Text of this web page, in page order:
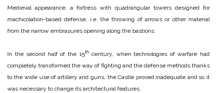
Medieval appearance: a fortress with quadrangular towers designed for
machicolation-based defense, i.e. the throwing of arrows or other material
from the narrow embrasures opening along the bastions.
In the second half of the 15th century, when technologies of warfare had
completely transformed the way of fighting and the defense methods thanks
to the wide use of artillery and guns, the Castle proved inadequate and so it
was necessary to change its architectural features.